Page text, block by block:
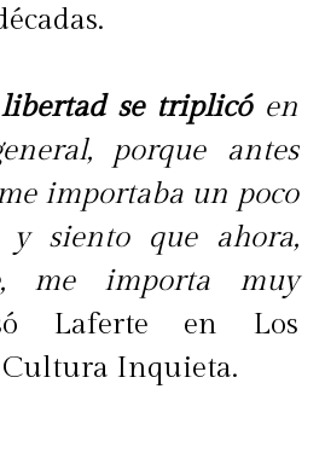
libertad se triplicóen
porque antes
importaba un poco
siento que ahora,
me importa muy
Laferte en Los
Inquieta.